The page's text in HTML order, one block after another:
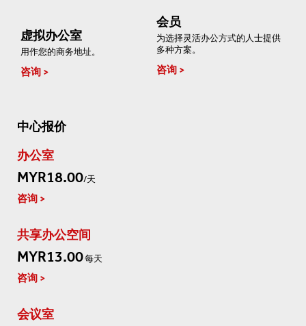
虚拟办公室
用作您的商务地址。
咨询
会员
为选择灵活办公方式的人士提供
多种方案。
咨询
中心报价
办公室
MYR18.00/天
咨询
共享办公空间
MYR13.00每天
咨询
会议室